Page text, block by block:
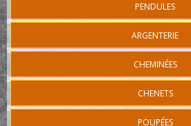
PENDULES
ARGENTERIE
CHEMINÉES
CHENETS
POUPÉES